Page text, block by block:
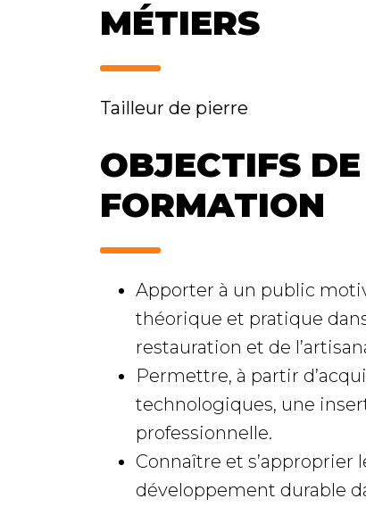
MÉTIERS
Tailleur de pierre
OBJECTIFS
FORMATION
Apporter à un public
théorique et pratique
restauration et de
Permettre, à partir
technologiques, une
professionnelle.
Connaître et s’approprier
développement durable